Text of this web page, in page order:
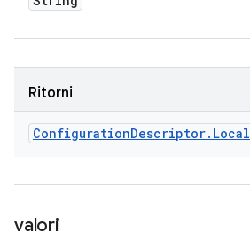
Ritorni
ConfigurationDescriptor. Local
valori